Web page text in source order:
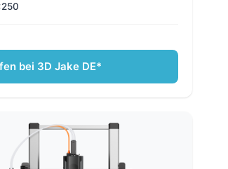
bei 3D Jake DE*